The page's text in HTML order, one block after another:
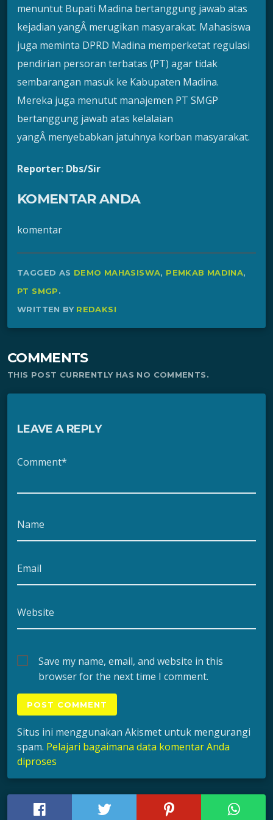
menuntut Bupati Madina bertanggung jawab atas
kejadian yangÂ merugikan masyarakat. Mahasiswa
juga meminta DPRD Madina memperketat regulasi
pendirian persoran terbatas (PT) agar tidak
sembarangan masuk ke Kabupaten Madina.
Mereka juga menutut manajemen PT SMGP
bertanggung jawab atas kelalaian
yangÂ menyebabkan jatuhnya korban masyarakat.
Reporter: Dbs/Sir
KOMENTAR ANDA
komentar
TAGGED AS DEMO MAHASISWA, PEMKAB MADINA,
PT SMGP.
WRITTEN BY REDAKSI
COMMENTS
THIS POST CURRENTLY HAS NO COMMENTS.
LEAVE A REPLY
Comment*
Name
Email
Website
Save my name, email, and website in this
browser for the next time I comment.
Situs ini menggunakan Akismet untuk mengurangi
spam. Pelajari bagaimana data komentar Anda
diproses